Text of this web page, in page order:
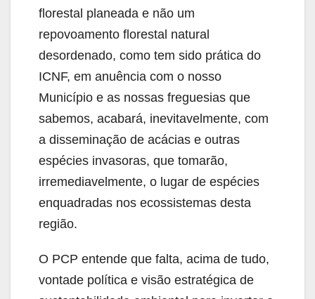
florestal planeada e não um
repovoamento florestal natural
desordenado, como tem sido prática do
ICNF, em anuência com o nosso
Município e as nossas freguesias que
sabemos, acabará, inevitavelmente, com
a disseminação de acácias e outras
espécies invasoras, que tomarão,
irremediavelmente, o lugar de espécies
enquadradas nos ecossistemas desta
região.
O PCP entende que falta, acima de tudo,
vontade política e visão estratégica de